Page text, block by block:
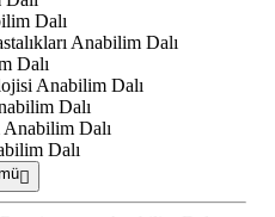
Dalı
Anabilim Dalı
Dalı
Anabilim Dalı
Dalı
Dalı
Dalı